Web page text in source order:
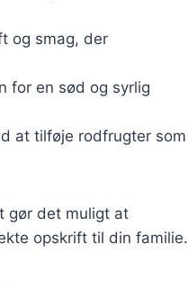
og smag, der
for en sød og syrlig
at tilføje rodfrugter som
gør det muligt at
opskrift til din familie.